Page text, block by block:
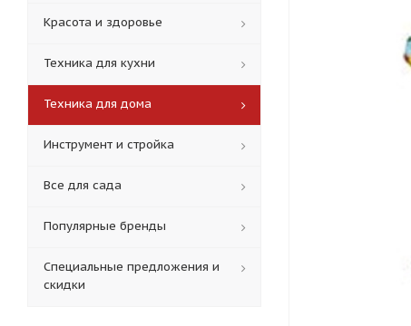
Красота и здоровье
Техника для кухни
Техника для дома
Инструмент и стройка
Все для сада
Популярные бренды
Специальные предложения и
скидки